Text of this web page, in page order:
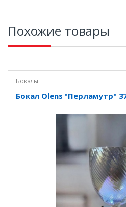
Похожие товары
Бокалы
Бокал Olens "Перламутр"